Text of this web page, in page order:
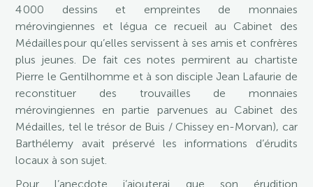
4 000 dessins et empreintes de monnaies
mérovingiennes et légua ce recueil au Cabinet des
Médailles pour qu’elles servissent à ses amis et confrères
plus jeunes. De fait ces notes permirent au chartiste
Pierre le Gentilhomme et à son disciple Jean Lafaurie de
reconstituer des trouvailles de monnaies
mérovingiennes en partie parvenues au Cabinet des
Médailles, tel le trésor de Buis / Chissey en-Morvan), car
Barthélemy avait préservé les informations d’érudits
locaux à son sujet.
Pour l’anecdote j’ajouterai que son érudition